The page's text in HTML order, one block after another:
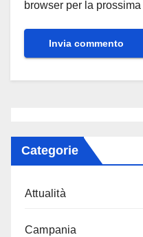
browser per la
Categorie
Attualità
Campania